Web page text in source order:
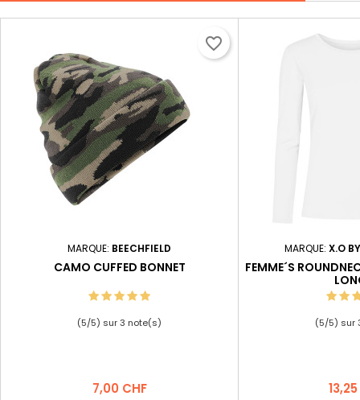
MARQUE: BEECHFIELD
CAMO CUFFED BONNET
(5/5) sur3 note(s)
Prix
7,00 CHF
favorite_border
MARQUE: X.O
FEMME´S
(5/5) sur
Prix